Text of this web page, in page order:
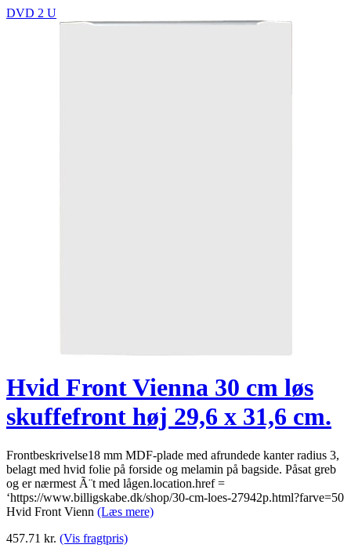
DVD 2 U
Hvid Front Vienna 30 cm løs
skuffefront høj 29,6 x 31,6 cm.
Frontbeskrivelse18 mm MDF-plade med afrundede kanter radius 3,
belagt med hvid folie på forside og melamin på bagside. Påsat greb
og er nærmest Ã¨t med lågen.location.href =
‘https://www.billigskabe.dk/shop/30-cm-loes-27942p.html?farve=50
Hvid Front Vienn (Læs mere)
457.71 kr. (Vis fragtpris)